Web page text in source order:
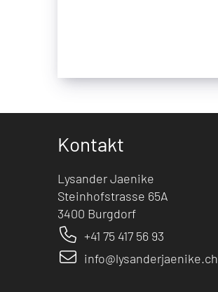
Kontakt
Lysander Jaenike
Steinhofstrasse 65A
3400 Burgdorf
+41 75 417 56 93
info@lysanderjaenike.ch